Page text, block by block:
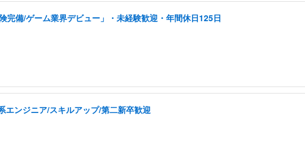
備/ゲーム業界デビュー」・未経験歓迎・年間休日125日
エンジニア/スキルアップ/第二新卒歓迎